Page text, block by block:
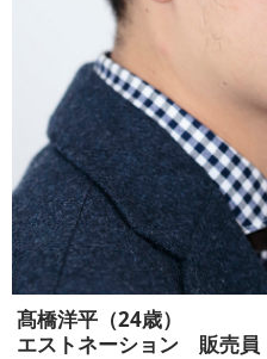
髙橋洋平（24歳）
エストネーション 販売員